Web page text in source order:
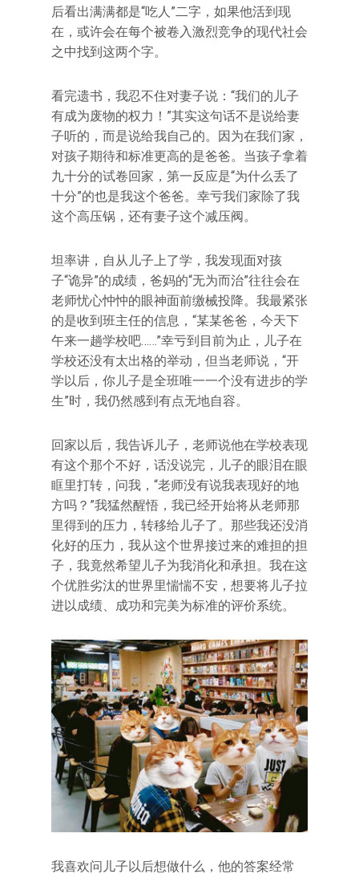
后看出满满都是“吃人”二字，如果他活到现
在，或许会在每个被卷入激烈竞争的现代社会
之中找到这两个字。
看完遗书，我忍不住对妻子说：“我们的儿子
有成为废物的权力！”其实这句话不是说给妻
子听的，而是说给我自己的。因为在我们家，
对孩子期待和标准更高的是爸爸。当孩子拿着
九十分的试卷回家，第一反应是“为什么丢了
十分”的也是我这个爸爸。幸亏我们家除了我
这个高压锅，还有妻子这个减压阀。
坦率讲，自从儿子上了学，我发现面对孩
子“诡异”的成绩，爸妈的“无为而治”往往会在
老师忧心忡忡的眼神面前缴械投降。我最紧张
的是收到班主任的信息，“某某爸爸，今天下
午来一趟学校吧……”幸亏到目前为止，儿子在
学校还没有太出格的举动，但当老师说，“开
学以后，你儿子是全班唯一一个没有进步的学
生”时，我仍然感到有点无地自容。
回家以后，我告诉儿子，老师说他在学校表现
有这个那个不好，话没说完，儿子的眼泪在眼
眶里打转，问我，“老师没有说我表现好的地
方吗？”我猛然醒悟，我已经开始将从老师那
里得到的压力，转移给儿子了。那些我还没消
化好的压力，我从这个世界接过来的难担的担
子，我竟然希望儿子为我消化和承担。我在这
个优胜劣汰的世界里惴惴不安，想要将儿子拉
进以成绩、成功和完美为标准的评价系统。
我喜欢问儿子以后想做什么，他的答案经常